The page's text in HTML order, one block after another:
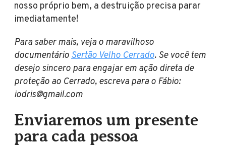
nosso próprio bem, a destruição precisa parar
imediatamente!
Para saber mais, veja o maravilhoso
documentárioSertão Velho Cerrado. Se você tem
desejo sincero para engajar em ação direta de
proteção ao Cerrado, escreva para o Fábio:
iodris@gmail.com
Enviaremos um presente
para cada pessoa